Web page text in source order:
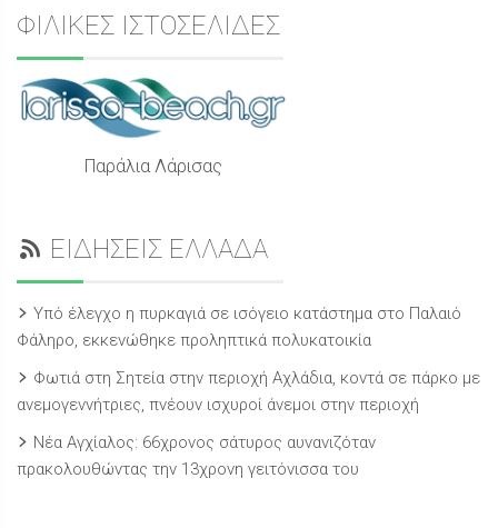
ΦΙΛΙΚΕΣ ΙΣΤΟΣΕΛΙΔΕΣ
Παράλια Λάρισας
ΕΙΔΗΣΕΙΣ ΕΛΛΑΔΑ
Υπό έλεγχο η πυρκαγιά σε ισόγειο κατάστημα στο Παλαιό
Φάληρο, εκκενώθηκε προληπτικά πολυκατοικία
Φωτιά στη Σητεία στην περιοχή Αχλάδια, κοντά σε πάρκο με
ανεμογεννήτριες, πνέουν ισχυροί άνεμοι στην περιοχή
Νέα Αγχίαλος: 66χρονος σάτυρος αυνανιζόταν
πρακολουθώντας την 13χρονη γειτόνισσα του